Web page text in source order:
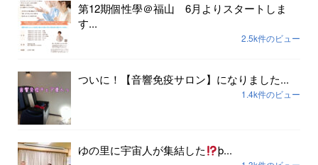
第12期個性學＠福山 6月よりスタートしま
す...
2.5k件のビュー
ついに！【音響免疫サロン】になりました...
1.4k件のビュー
ゆの里に宇宙人が集結した þ...